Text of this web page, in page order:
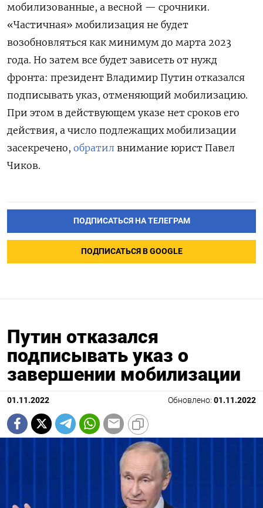
мобилизованные, а весной — срочники.
«Частичная» мобилизация не будет
возобновляться как минимум до марта 2023
года. Но затем все будет зависеть от нужд
фронта: президент Владимир Путин отказался
подписывать указ, отменяющий мобилизацию.
При этом в действующем указе нет сроков его
действия, а число подлежащих мобилизации
засекречено, обратил внимание юрист Павел
Чиков.
ПОДПИСАТЬСЯ НА ТЕЛЕГРАМ
ПОДПИСАТЬСЯ В GOOGLE
Путин отказался
подписывать указ о
завершении мобилизации
01.11.2022 Обновлено: 01.11.2022